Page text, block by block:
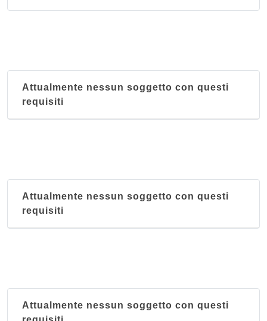
Attualmente nessun soggetto con questi
requisiti
Attualmente nessun soggetto con questi
requisiti
Attualmente nessun soggetto con questi